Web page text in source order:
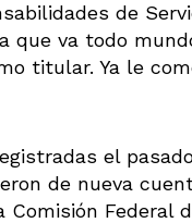
de
que va todo
titular. Ya le
el
de nueva
Comisión Federal